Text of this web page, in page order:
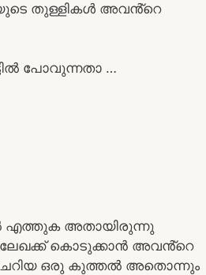
തുള്ളികൾ അവൻ്റെ
പോവുന്നതാ …
എത്തുക അതായിരുന്നു
ലേഖക്ക് കൊടുക്കാൻ അവൻ്റെ
ചെറിയ ഒരു കുത്തൽ അതൊന്നും